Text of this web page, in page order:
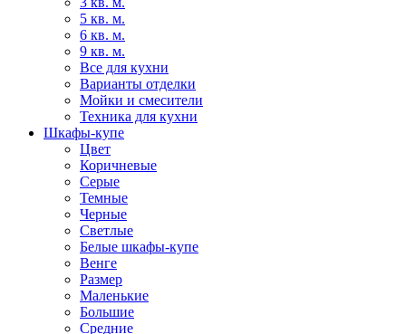
5 кв. м.
6 кв. м.
9 кв. м.
Все для кухни
Варианты отделки
Мойки и смесители
Техника для кухни
Шкафы-купе
Цвет
Коричневые
Серые
Темные
Черные
Светлые
Белые шкафы-купе
Венге
Размер
Маленькие
Большие
Средние